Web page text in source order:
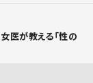
医が教える「性の